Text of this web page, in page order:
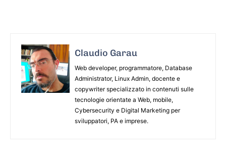
Claudio Garau
Web developer, programmatore, Database
Administrator, Linux Admin, docente e
copywriter specializzato in contenuti sulle
tecnologie orientate a Web, mobile,
Cybersecurity e Digital Marketing per
sviluppatori, PA e imprese.